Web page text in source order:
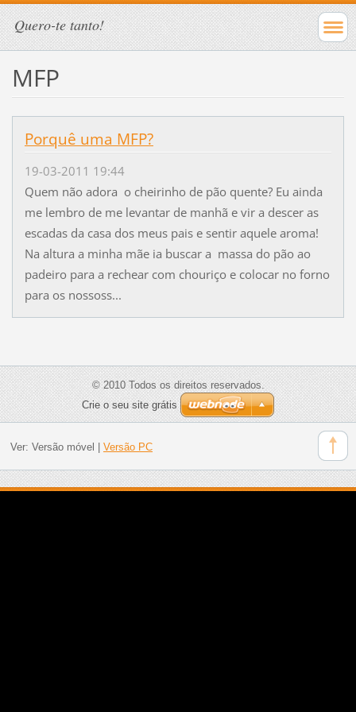
Quero-te tanto!
MFP
Porquê uma MFP?
19-03-2011 19:44
Quem não adora o cheirinho de pão quente? Eu ainda
me lembro de me levantar de manhã e vir a descer as
escadas da casa dos meus pais e sentir aquele aroma!
Na altura a minha mãe ia buscar a massa do pão ao
padeiro para a rechear com chouriço e colocar no forno
para os nossoss...
© 2010 Todos os direitos reservados.
Crie o seu site grátis
Ver: Versão móvel | Versão PC